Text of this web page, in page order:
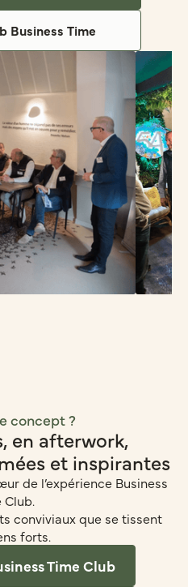
Business Time
concept ?
en afterwork,
et inspirantes
de l’expérience Business
Club.
conviviaux que se tissent
forts.
Time Club